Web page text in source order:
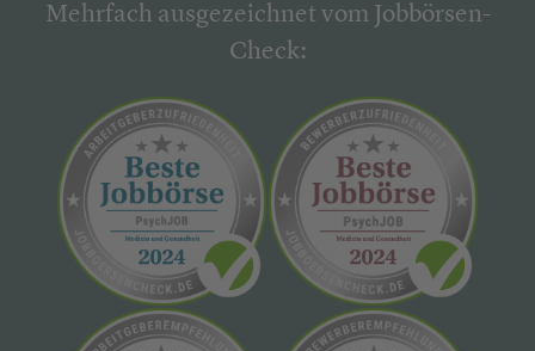
Mehrfach ausgezeichnet vom Jobbörsen-
Check: